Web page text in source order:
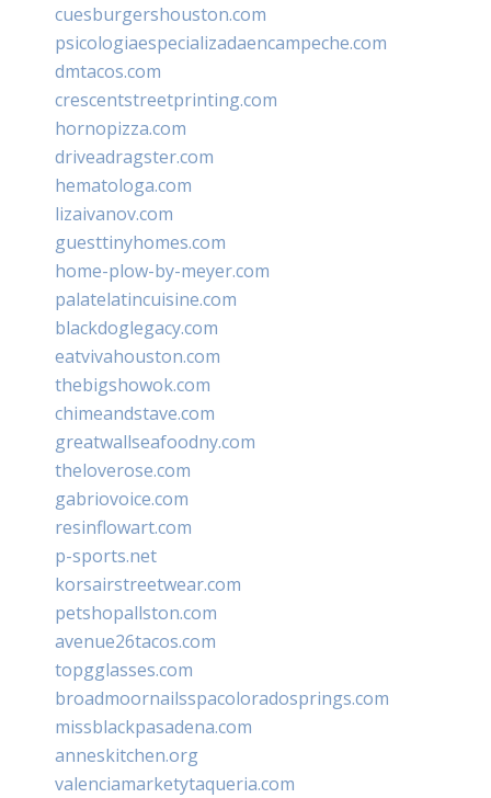
cuesburgershouston.com
psicologiaespecializadaencampeche.com
dmtacos.com
crescentstreetprinting.com
hornopizza.com
driveadragster.com
hematologa.com
lizaivanov.com
guesttinyhomes.com
home-plow-by-meyer.com
palatelatincuisine.com
blackdoglegacy.com
eatvivahouston.com
thebigshowok.com
chimeandstave.com
greatwallseafoodny.com
theloverose.com
gabriovoice.com
resinflowart.com
p-sports.net
korsairstreetwear.com
petshopallston.com
avenue26tacos.com
topgglasses.com
broadmoornailsspacoloradosprings.com
missblackpasadena.com
anneskitchen.org
valenciamarketytaqueria.com